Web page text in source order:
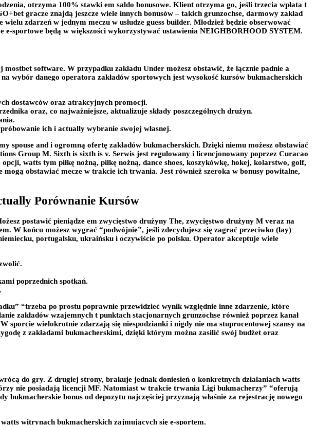
otrzyma 100% stawki em saldo bonusowe. Klient otrzyma go, jeśli trzecia wpłata t
gracze znajdą jeszcze wiele innych bonusów – takich grunzochse, darmowy zakład
zdarzeń w jednym meczu w usłudze guess builder. Młodzież będzie obserwować
sportowe będą w większości wykorzystywać ustawienia NEIGHBORHOOD SYSTEM.
software. W przypadku zakładu Under możesz obstawić, że łącznie padnie a
wybór danego operatora zakładów sportowych jest wysokość kursów bukmacherskich
dostawców oraz atrakcyjnych promocji.
oraz, co najważniejsze, aktualizuje składy poszczególnych drużyn.
ich i actually wybranie swojej własnej.
spouse and i ogromną ofertę zakładów bukmacherskich. Dzięki niemu możesz obstawiać
Group M. Sixth is sixth is v. Serwis jest regulowany i licencjonowany poprzez Curacao
watts tym piłkę nożną, piłkę nożną, dance shoes, koszykówkę, hokej, kolarstwo, golf,
obstawiać mecze w trakcie ich trwania. Jest również szeroka w bonusy powitalne,
Porównanie Kursów
postawić pieniądze em zwycięstwo drużyny The, zwycięstwo drużyny M veraz na
W końcu możesz wygrać “podwójnie”, jeśli zdecydujesz się zagrać przeciwko (lay)
portugalsku, ukraińsku i oczywiście po polsku. Operator akceptuje wiele
poprzednich spotkań.
“trzeba po prostu poprawnie przewidzieć wynik względnie inne zdarzenie, które
zakładów wzajemnych t punktach stacjonarnych grunzochse również poprzez kanał
sporcie wielokrotnie zdarzają się niespodzianki i nigdy nie ma stuprocentowej szansy na
z zakładami bukmacherskimi, dzięki którym można zasilić swój budżet oraz
do gry. Z drugiej strony, brakuje jednak doniesień o konkretnych działaniach watts
nie posiadają licencji MF. Natomiast w trakcie trwania Ligi bukmacherzy” “oferują
bonus od depozytu najczęściej przyznają właśnie za rejestrację nowego
witrynach bukmacherskich zajmujących się e-sportem.